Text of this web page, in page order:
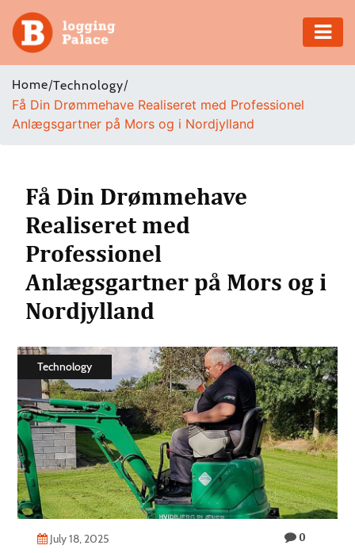
Adventure
Business
Health
Insurance
Shopping
Real
Technology
Contact
Us
Home/Technology/
Få Din Drømmehave Realiseret med Professionel
Anlægsgartner på Mors og i Nordjylland
Få Din Drømmehave
Realiseret med
Professionel
Anlægsgartner på Mors og i
Nordjylland
Technology
July 18, 2025 0